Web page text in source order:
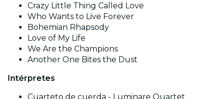
Crazy Little Thing Called Love
Who Wants to Live Forever
Bohemian Rhapsody
Love of My Life
We Are the Champions
Another One Bites the Dust
Intérpretes
Cuarteto de cuerda - Luminare Quartet